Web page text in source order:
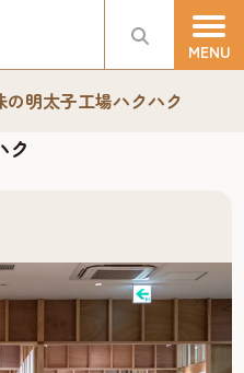
の明太子工場ハクハク
ク